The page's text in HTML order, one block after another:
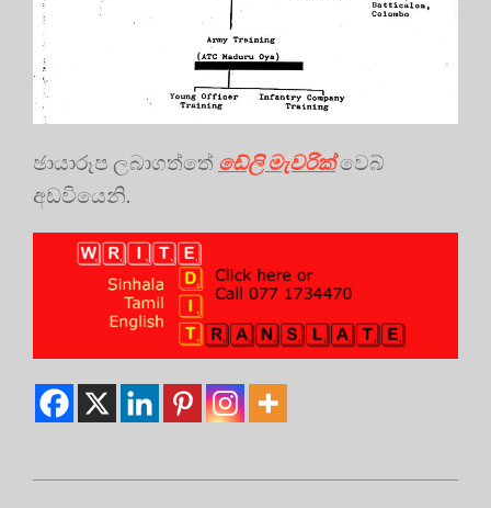
ඡායාරූප ලබාගත්තේ ඩේලි මැවරික්වෙබ්
අඩවියෙනි.